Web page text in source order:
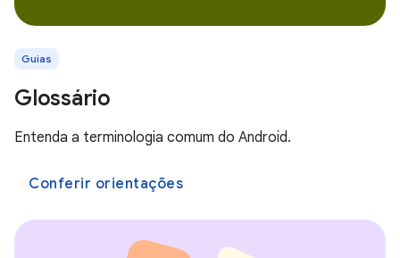
Guias
Glossário
Entenda a terminologia comum do Android.
Conferir orientações